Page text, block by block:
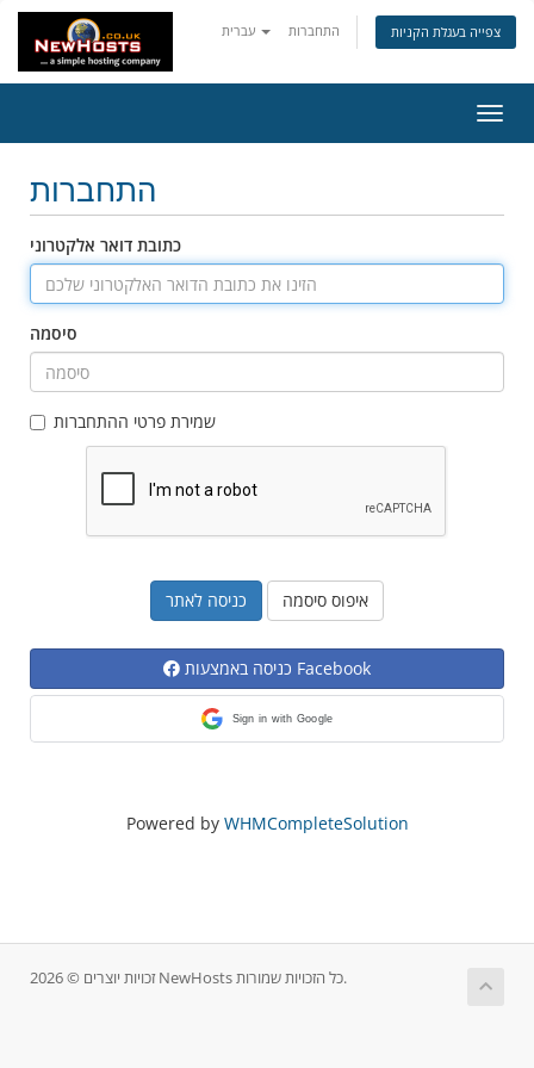
התחברות צפייה בעגלת הקניות
ניווט
התחברות
כתובת דואר אלקטרוני
סיסמה
שמירת פרטי ההתחברות
איפוס סיסמה
כניסה באמצעות Facebook
Sign in with Google
Powered by WHMCompleteSolution
זכויות יוצרים © 2026 NewHosts כל הזכויות שמורות.